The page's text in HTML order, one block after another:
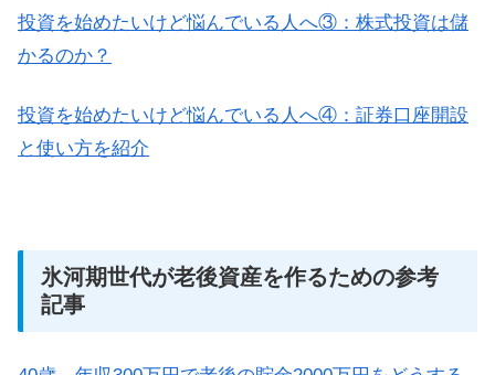
投資を始めたいけど悩んでいる人へ③：株式投資は儲
かるのか？
投資を始めたいけど悩んでいる人へ④：証券口座開設
と使い方を紹介
氷河期世代が老後資産を作るための参考
記事